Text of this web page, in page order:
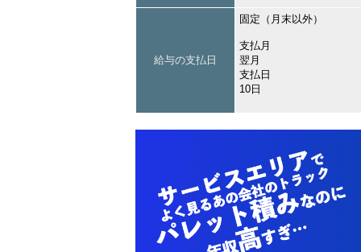
給与の支払日
固定（月末以外）
支払月
翌月
支払日
10日